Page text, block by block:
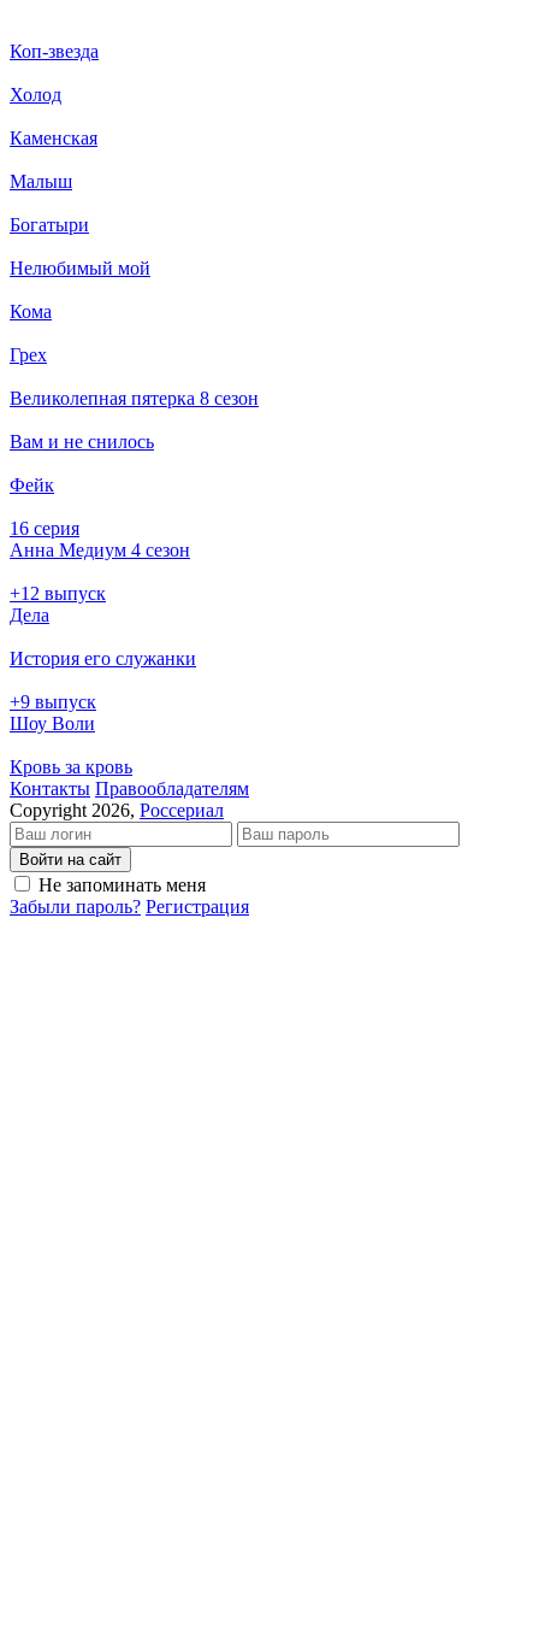
Коп-звезда
Холод
Каменская
Малыш
Богатыри
Нелюбимый мой
Кома
Грех
Великолепная пятерка 8 сезон
Вам и не снилось
Фейк
16 серия
Анна Медиум 4 сезон
+12 выпуск
Дела
История его служанки
+9 выпуск
Шоу Воли
Кровь за кровь
Кон­так­ты Пра­во­об­ла­да­те­лям
Copyright 2026, Россериал
Войти на сайт
Не запоминать меня
Забыли пароль? Регистрация